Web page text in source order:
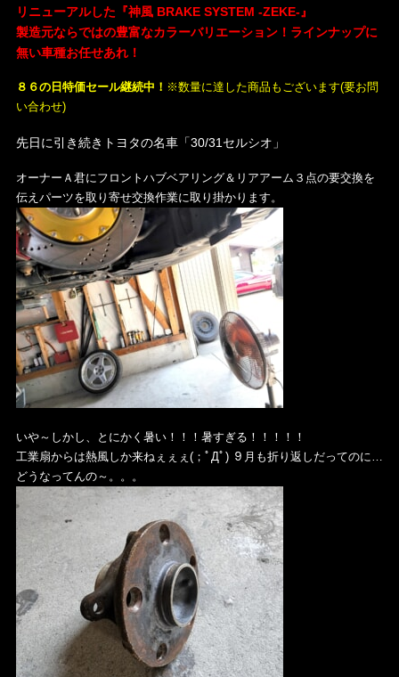
リニューアルした『神風 BRAKE SYSTEM -ZEKE-』
製造元ならではの豊富なカラーバリエーション！ラインナップに
無い車種お任せあれ！
８６の日特価セール継続中！ ※数量に達した商品もございます(要お問
い合わせ)
先日に引き続きトヨタの名車「30/31セルシオ」
オーナーＡ君にフロントハブベアリング＆リアアーム３点の要交換を
伝えパーツを取り寄せ交換作業に取り掛かります。
いや～しかし、とにかく暑い！！！暑すぎる！！！！！
工業扇からは熱風しか来ねぇぇぇ(；ﾟДﾟ) ９月も折り返しだってのに…
どうなってんの～。。。